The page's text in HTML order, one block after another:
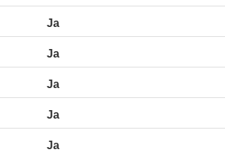
Ja
Ja
Ja
Ja
Ja